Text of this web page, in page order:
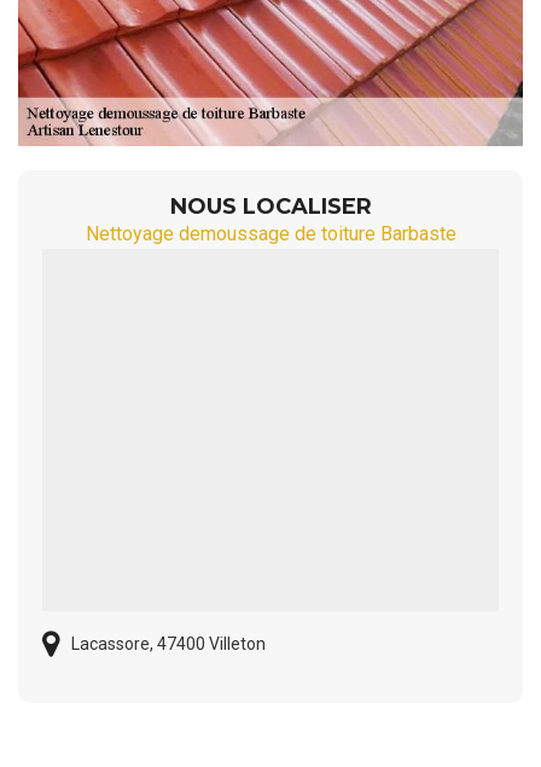
NOUS LOCALISER
Nettoyage demoussage de toiture Barbaste
Lacassore, 47400 Villeton